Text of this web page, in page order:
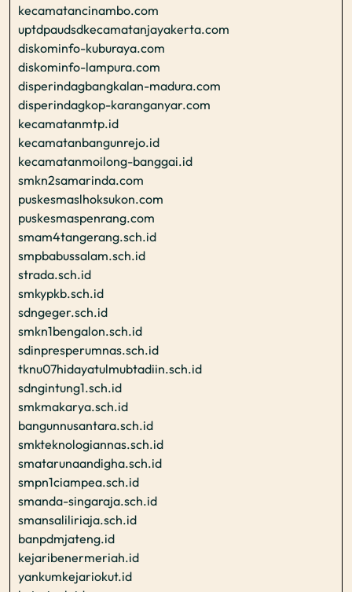
kecamatancinambo.com
uptdpaudsdkecamatanjayakerta.com
diskominfo-kuburaya.com
diskominfo-lampura.com
disperindagbangkalan-madura.com
disperindagkop-karanganyar.com
kecamatanmtp.id
kecamatanbangunrejo.id
kecamatanmoilong-banggai.id
smkn2samarinda.com
puskesmaslhoksukon.com
puskesmaspenrang.com
smam4tangerang.sch.id
smpbabussalam.sch.id
strada.sch.id
smkypkb.sch.id
sdngeger.sch.id
smkn1bengalon.sch.id
sdinpresperumnas.sch.id
tknu07hidayatulmubtadiin.sch.id
sdngintung1.sch.id
smkmakarya.sch.id
bangunnusantara.sch.id
smkteknologiannas.sch.id
smatarunaandigha.sch.id
smpn1ciampea.sch.id
smanda-singaraja.sch.id
smansaliliriaja.sch.id
banpdmjateng.id
kejaribenermeriah.id
yankumkejariokut.id